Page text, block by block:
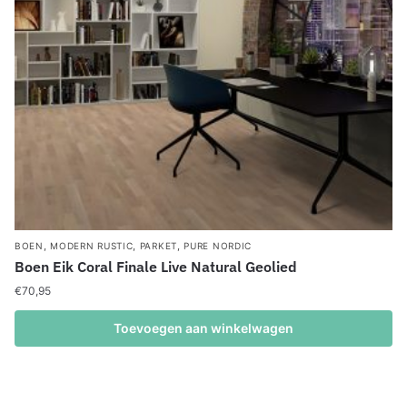
BOEN , MODERN RUSTIC, PARKET, PURE NORDIC
Boen Eik Coral Finale Live Natural Geolied
€70,95
Toevoegen aan winkelwagen